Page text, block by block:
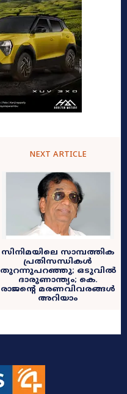
NEXT ARTICLE
സിനിമയിലെ സാമ്പത്തിക
പ്രതിസന്ധികൾ
തുറന്നുപറഞ്ഞു; ഒടുവിൽ
ദാരുണാന്ത്യം; കെ.
രാജന്റെ മരണവിവരങ്ങൾ
അറിയാം